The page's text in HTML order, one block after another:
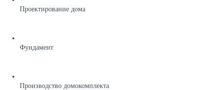
Проектирование дома
Фундамент
Производство домокомплекта